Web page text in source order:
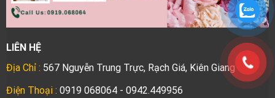
LIÊN HỆ
Địa Chỉ : 567 Nguyễn Trung Trực, Rạch Giá, Kiên Giang
Điện Thoại : 0919 068064 - 0942.449956